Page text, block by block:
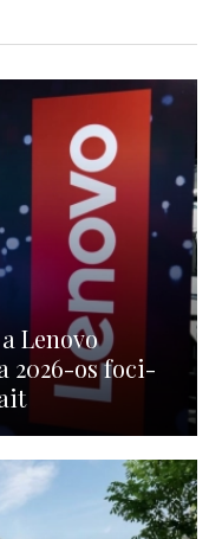
Lenovo
2026-os foci-